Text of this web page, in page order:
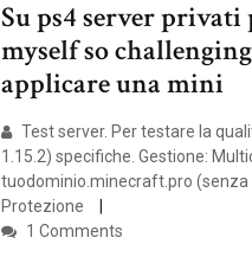
Su ps4 server privati
myself so
applicare una mini
Test server. Per testare la
1.15.2) specifiche. Gestione:
tuodominio.minecraft.pro (senza
Protezione
1 Comments